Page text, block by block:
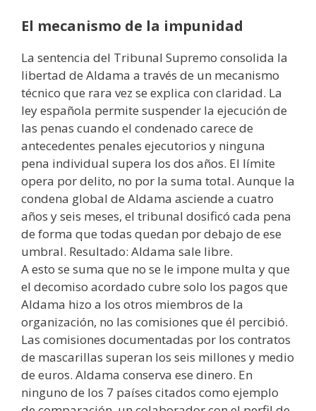
El mecanismo de la impunidad
La sentencia del Tribunal Supremo consolida la
libertad de Aldama a través de un mecanismo
técnico que rara vez se explica con claridad. La
ley española permite suspender la ejecución de
las penas cuando el condenado carece de
antecedentes penales ejecutorios y ninguna
pena individual supera los dos años. El límite
opera por delito, no por la suma total. Aunque la
condena global de Aldama asciende a cuatro
años y seis meses, el tribunal dosificó cada pena
de forma que todas quedan por debajo de ese
umbral. Resultado: Aldama sale libre.
A esto se suma que no se le impone multa y que
el decomiso acordado cubre solo los pagos que
Aldama hizo a los otros miembros de la
organización, no las comisiones que él percibió.
Las comisiones documentadas por los contratos
de mascarillas superan los seis millones y medio
de euros. Aldama conserva ese dinero. En
ninguno de los 7 países citados como ejemplo